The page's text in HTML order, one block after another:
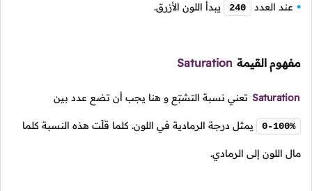
عند العدد 240 يبدأ اللون الأزرق.
مفهوم القيمة Saturation
Saturation تعني نسبة التشبّع و هنا يجب أن تضع عدد بين
0-100% يمثل درجة الرمادية في اللون. كلما قلّت هذه النسبة كلما
مال اللون إلى الرمادي.